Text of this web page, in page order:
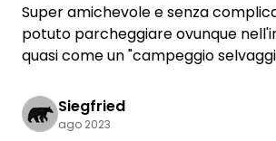
Super amichevole e senza
potuto parcheggiare ovunque
quasi come un "campeggio
C'era anche un servizio di panini,
perfetto!
Siegfried
ago 2023